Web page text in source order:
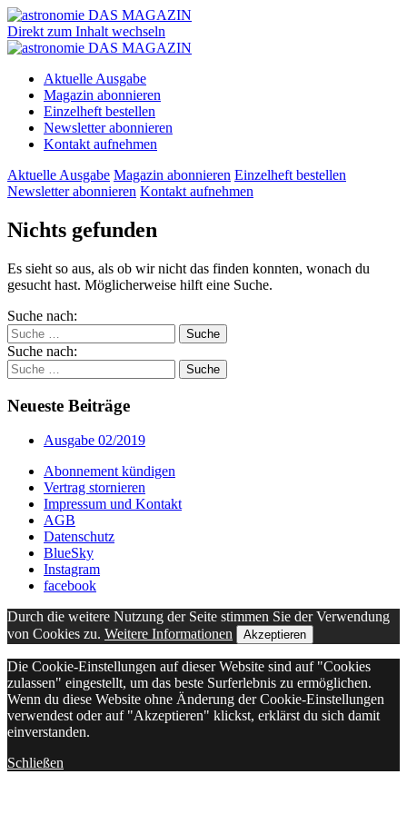
Direkt zum Inhalt wechseln
Aktuelle Ausgabe
Magazin abonnieren
Einzelheft bestellen
Newsletter abonnieren
Kontakt aufnehmen
Aktuelle Ausgabe Magazin abonnieren Einzelheft bestellen
Newsletter abonnieren Kontakt aufnehmen
Nichts gefunden
Es sieht so aus, als ob wir nicht das finden konnten, wonach du
gesucht hast. Möglicherweise hilft eine Suche.
Suche nach:
Suche nach:
Neueste Beiträge
Ausgabe 02/2019
Abonnement kündigen
Vertrag stornieren
Impressum und Kontakt
AGB
Datenschutz
BlueSky
Instagram
facebook
Durch die weitere Nutzung der Seite stimmen Sie der Verwendung
von Cookies zu. Weitere Informationen Akzeptieren
Die Cookie-Einstellungen auf dieser Website sind auf "Cookies
zulassen" eingestellt, um das beste Surferlebnis zu ermöglichen.
Wenn du diese Website ohne Änderung der Cookie-Einstellungen
verwendest oder auf "Akzeptieren" klickst, erklärst du sich damit
einverstanden.
Schließen